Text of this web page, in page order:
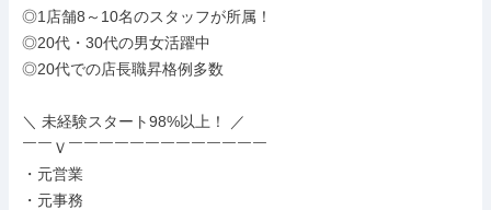
◎1店舗8～10名のスタッフが所属！
◎20代・30代の男女活躍中
◎20代での店長職昇格例多数
＼ 未経験スタート98%以上！ ／
￣￣Ｖ￣￣￣￣￣￣￣￣￣￣￣￣￣
・元営業
・元事務